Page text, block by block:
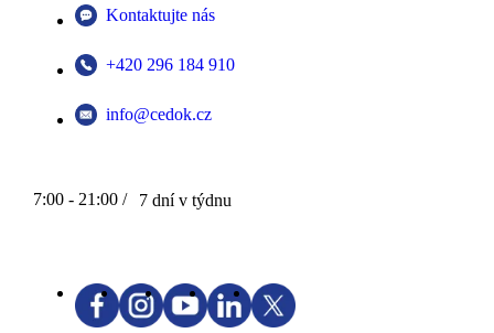
Kontaktujte nás
+420 296 184 910
info@cedok.cz
7:00 - 21:00 / 7 dní v týdnu